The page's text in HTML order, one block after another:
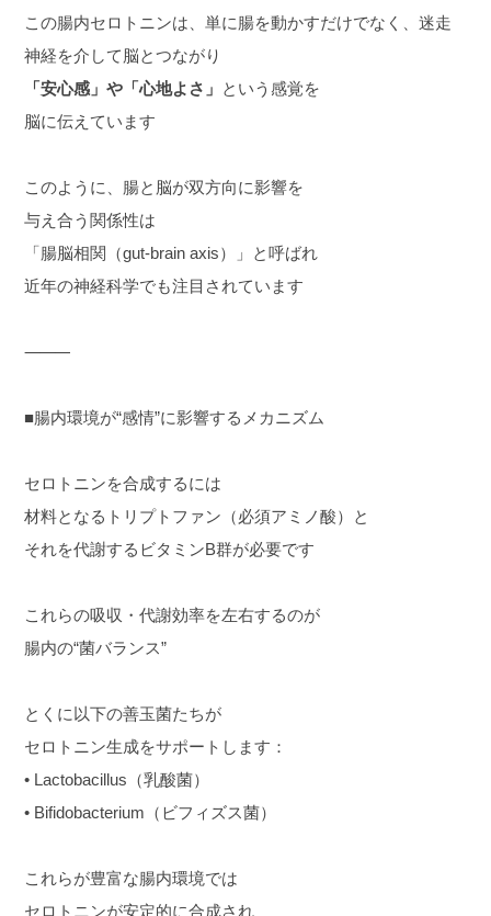
この腸内セロトニンは、単に腸を動かすだけでなく、迷走
神経を介して脳とつながり
「安心感」や「心地よさ」 という感覚を
脳に伝えています
このように、腸と脳が双方向に影響を
与え合う関係性は
「腸脳相関（gut-brain axis）」と呼ばれ
近年の神経科学でも注目されています
⸻
■腸内環境が“感情”に影響するメカニズム
セロトニンを合成するには
材料となるトリプトファン（必須アミノ酸）と
それを代謝するビタミンB群が必要です
これらの吸収・代謝効率を左右するのが
腸内の“菌バランス”
とくに以下の善玉菌たちが
セロトニン生成をサポートします：
• Lactobacillus（乳酸菌）
• Bifidobacterium（ビフィズス菌）
これらが豊富な腸内環境では
セロトニンが安定的に合成され